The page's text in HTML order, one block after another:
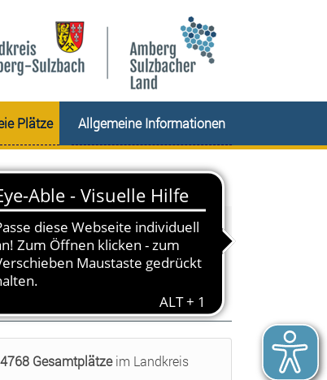
Plätze Allgemeine Informationen
4768 Gesamtplätzeim Landkreis